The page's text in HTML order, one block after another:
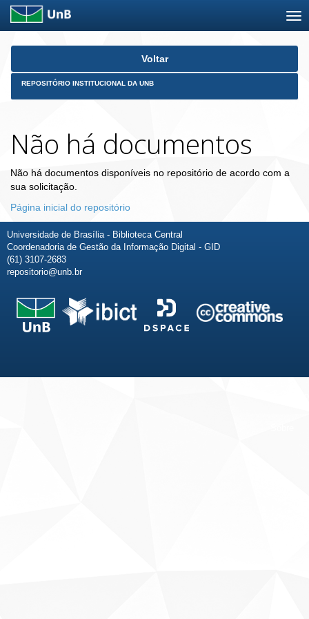
Skip
Voltar
REPOSITÓRIO INSTITUCIONAL DA UNB
Não há documentos
Não há documentos disponíveis no repositório de acordo com a
sua solicitação.
Página inicial do repositório
Universidade de Brasília - Biblioteca Central
Coordenadoria de Gestão da Informação Digital - GID
(61) 3107-2683
repositorio@unb.br